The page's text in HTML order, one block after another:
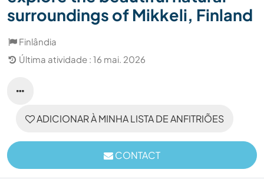
surroundings of Mikkeli, Finland
Finlândia
Última atividade : 16 mai. 2026
ADICIONAR À MINHA LISTA DE ANFITRIÕES
CONTACT